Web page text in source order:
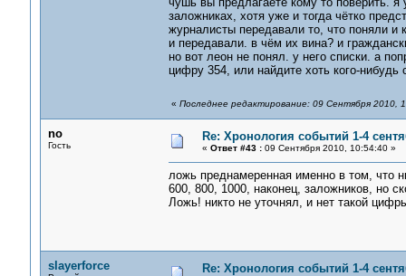
заложниках, хотя уже и тогда чётко
журналисты передавали то, что поняли и
и передавали. в чём их вина? и
но вот леон не понял. у него списки. а
цифру 354, или найдите хоть кого-нибудь
« Последнее редактирование: 09 Сентября 2010,
no
Гость
Re: Хронология событий 1-4
« Ответ #43 :09 Сентября 2010, 10:54:40 »
ложь преднамеренная именно в том, что
600, 800, 1000, наконец, заложников, но
Ложь! никто не уточнял, и нет такой
slayerforce Re: Хронология событий 1-4